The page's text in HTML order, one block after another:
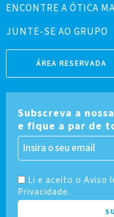
ENCONTRE A ÓTICA
JUNTE-SE AO GRUPO
ÁREA RESERVADA
Subscreva a
e fique a par de
Li e aceito o Aviso
Privacidade.